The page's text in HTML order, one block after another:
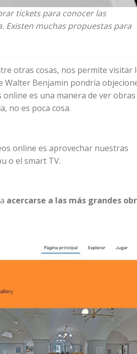
tickets para conocer las
Existen muchas propuestas para
otras cosas, nos permite visitar
Walter Benjamin pondría
es una manera de ver obras
no es poca cosa.
online es aprovechar nuestras
o el smart TV.
acercarse a las más grandes